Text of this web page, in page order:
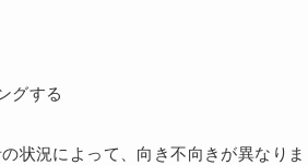
グする
状況によって、向き不向きが異なりま